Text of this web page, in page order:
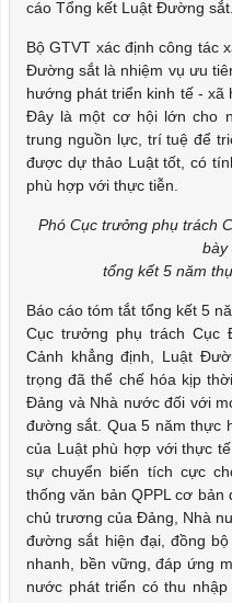
cáo Tổng kết Luật Đường sắt.
Bộ GTVT xác định công tác
Đường sắt là nhiệm vụ ưu
hướng phát triển kinh tế - xã
Đây là một cơ hội lớn cho
trung nguồn lực, trí tuệ để
được dự thảo Luật tốt, có
phù hợp với thực tiễn.
Phó Cục trưởng phụ trách
bày
tổng kết 5 năm
Báo cáo tóm tắt tổng kết 5
Cục trưởng phụ trách Cục
Cảnh khẳng định, Luật
trọng đã thể chế hóa kịp
Đảng và Nhà nước đối với
đường sắt. Qua 5 năm thực
của Luật phù hợp với thực
sự chuyển biến tích cực
thống văn bản QPPL cơ
chủ trương của Đảng, Nhà
đường sắt hiện đại, đồng
nhanh, bền vững, đáp ứng
nước phát triển có thu